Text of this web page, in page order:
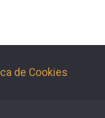
de Cookies